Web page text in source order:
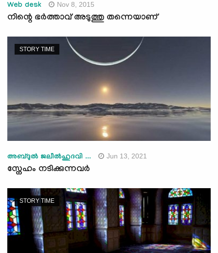
Web desk Nov 8, 2015
നിന്റെ ഭര്‍ത്താവ് അടുത്തു തന്നെയാണ്
STORY TIME
അബ്ദുല്‍ ജലീല്‍ഹുദവി ... Jun 13, 2021
സ്നേഹം നടിക്കുന്നവർ
STORY TIME